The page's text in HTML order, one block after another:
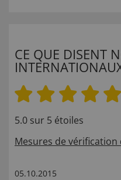
CE QUE DISENT
5.0 sur 5 étoiles
Mesures de vérification
05.10.2015